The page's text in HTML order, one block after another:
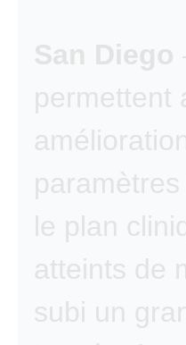
San Diego
permettent
le plan
atteints de
subi un